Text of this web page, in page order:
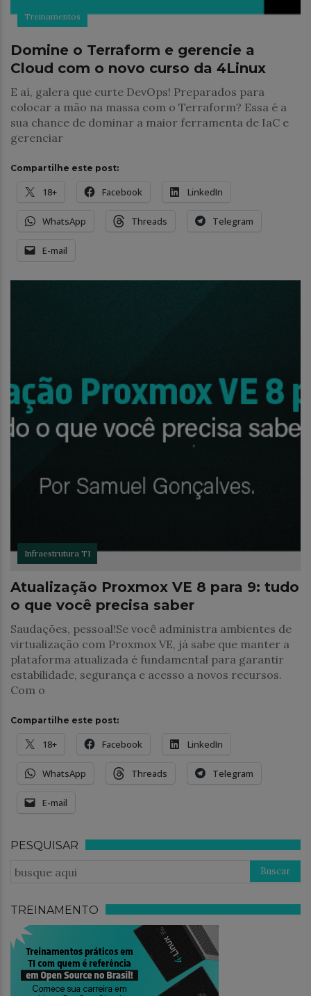
Treinamentos
Domine o Terraform e gerencie a
Cloud com o novo curso da 4Linux
E aí, galera que curte DevOps! Preparados para
colocar a mão na massa com o Terraform? Essa é a
sua chance de dominar a maior ferramenta de IaC e
gerenciar
Compartilhe este post:
18+ Facebook LinkedIn
WhatsApp Threads Telegram
E-mail
Infraestrutura TI
Atualização Proxmox VE 8 para 9: tudo
o que você precisa saber
Saudações, pessoal!Se você administra ambientes de
virtualização com Proxmox VE, já sabe que manter a
plataforma atualizada é fundamental para garantir
estabilidade, segurança e acesso a novos recursos.
Com o
Compartilhe este post:
18+ Facebook LinkedIn
WhatsApp Threads Telegram
E-mail
PESQUISAR
TREINAMENTO